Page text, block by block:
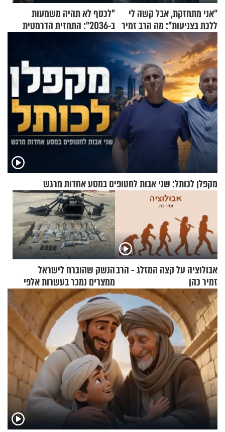
"אני מתחזקת, אבל קשה לי
ללכת בצניעות": מה הרב זמיר
כהן המליץ לה לעשות?
"לכסף לא תהיה משמעות
ב-2036": התחזית הדרמטית
של אילון מאסק על עתיד
הכלכלה
מקפלן לכותל: שני אבות לחטופים במסע אחדות מרגש
אבולוציה על קצה המזלג - הרב
זמיר כהן
הנשק שהוברח לישראל
ממצרים נמכר בעשרות אלפי
שקלים